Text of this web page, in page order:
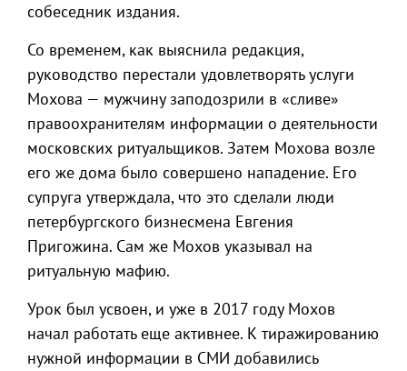
собеседник издания.
Со временем, как выяснила редакция,
руководство перестали удовлетворять услуги
Мохова — мужчину заподозрили в «сливе»
правоохранителям информации о деятельности
московских ритуальщиков. Затем Мохова возле
его же дома было совершено нападение. Его
супруга утверждала, что это сделали люди
петербургского бизнесмена Евгения
Пригожина. Сам же Мохов указывал на
ритуальную мафию.
Урок был усвоен, и уже в 2017 году Мохов
начал работать еще активнее. К тиражированию
нужной информации в СМИ добавились